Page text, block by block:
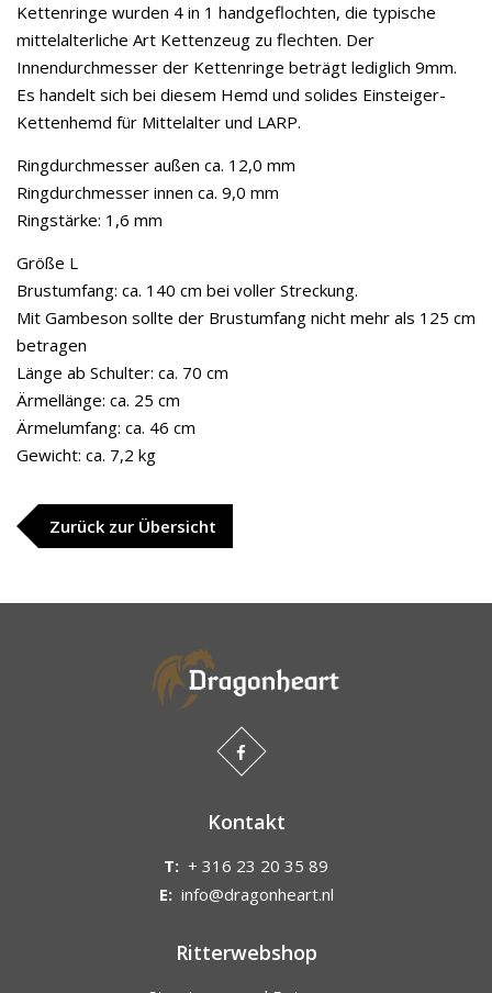
Kettenringe wurden 4 in 1 handgeflochten, die typische
mittelalterliche Art Kettenzeug zu flechten. Der
Innendurchmesser der Kettenringe beträgt lediglich 9mm.
Es handelt sich bei diesem Hemd und solides Einsteiger-
Kettenhemd für Mittelalter und LARP.
Ringdurchmesser außen ca. 12,0 mm
Ringdurchmesser innen ca. 9,0 mm
Ringstärke: 1,6 mm
Größe L
Brustumfang: ca. 140 cm bei voller Streckung.
Mit Gambeson sollte der Brustumfang nicht mehr als 125 cm
betragen
Länge ab Schulter: ca. 70 cm
Ärmellänge: ca. 25 cm
Ärmelumfang: ca. 46 cm
Gewicht: ca. 7,2 kg
Zurück zur Übersicht
Kontakt
T: + 316 23 20 35 89
E: info@dragonheart.nl
Ritterwebshop